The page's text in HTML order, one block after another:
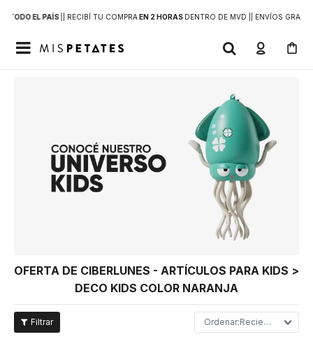
TODO EL PAÍS | RECIBÍ TU COMPRAEN 2 HORAS DENTRO DE MVD | | ENVÍOS GRATIS

OFERTA DE CIBERLUNES - ARTÍCULOS PARA KIDS >
DECO KIDS COLOR NARANJA
Recientes